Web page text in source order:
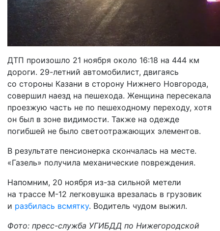
ДТП произошло 21 ноября около 16:18 на 444 км
дороги. 29-летний автомобилист, двигаясь
со стороны Казани в сторону Нижнего Новгорода,
совершил наезд на пешехода. Женщина пересекала
проезжую часть не по пешеходному переходу, хотя
он был в зоне видимости. Также на одежде
погибшей не было светоотражающих элементов.
В результате пенсионерка скончалась на месте.
«Газель» получила механические повреждения.
Напомним, 20 ноября из-за сильной метели
на трассе М-12 легковушка врезалась в грузовик
и разбилась всмятку. Водитель чудом выжил.
Фото: пресс-служба УГИБДД по Нижегородской